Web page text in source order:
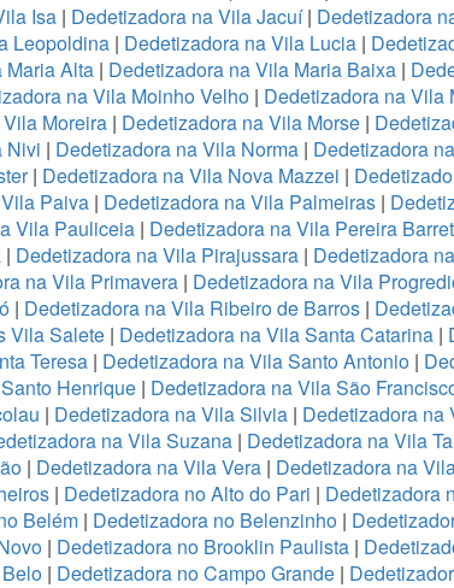
Isa | Dedetizadora na Vila Jacuí| Dedetizadora
Leopoldina| Dedetizadora na Vila Lucia|
Maria Alta| Dedetizadora na Vila Maria Baixa|
na Vila Moinho Velho| Dedetizadora na Vila
Moreira| Dedetizadora na Vila Morse|
Nivi | Dedetizadora na Vila Norma| Dedetizadora
| Dedetizadora na Vila Nova Mazzei |
Paiva | Dedetizadora na Vila Palmeiras |
Vila Pauliceia | Dedetizadora na Vila Pereira
| Dedetizadora na Vila Pirajussara| Dedetizadora
na Vila Primavera| Dedetizadora na Vila
| Dedetizadora na Vila Ribeiro de Barros |
Vila Salete | Dedetizadora na Vila Santa Catarina |
Teresa | Dedetizadora na Vila Santo Antonio |
Henrique | Dedetizadora na Vila São
| Dedetizadora na Vila Silvia | Dedetizadora na
na Vila Suzana | Dedetizadora na Vila
| Dedetizadora na Vila Vera| Dedetizadora na
| Dedetizadora no Alto do Pari | Dedetizadora
Belém| Dedetizadora no Belenzinho|
| Dedetizadora no Brooklin Paulista|
| Dedetizadora no Campo Grande |